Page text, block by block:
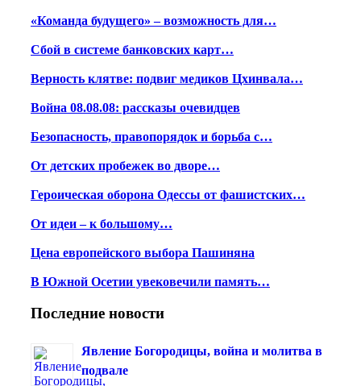
«Команда будущего» – возможность для…
Сбой в системе банковских карт…
Верность клятве: подвиг медиков Цхинвала…
Война 08.08.08: рассказы очевидцев
Безопасность, правопорядок и борьба с…
От детских пробежек во дворе…
Героическая оборона Одессы от фашистских…
От идеи – к большому…
Цена европейского выбора Пашиняна
В Южной Осетии увековечили память…
Последние новости
Явление Богородицы, война и молитва в
подвале